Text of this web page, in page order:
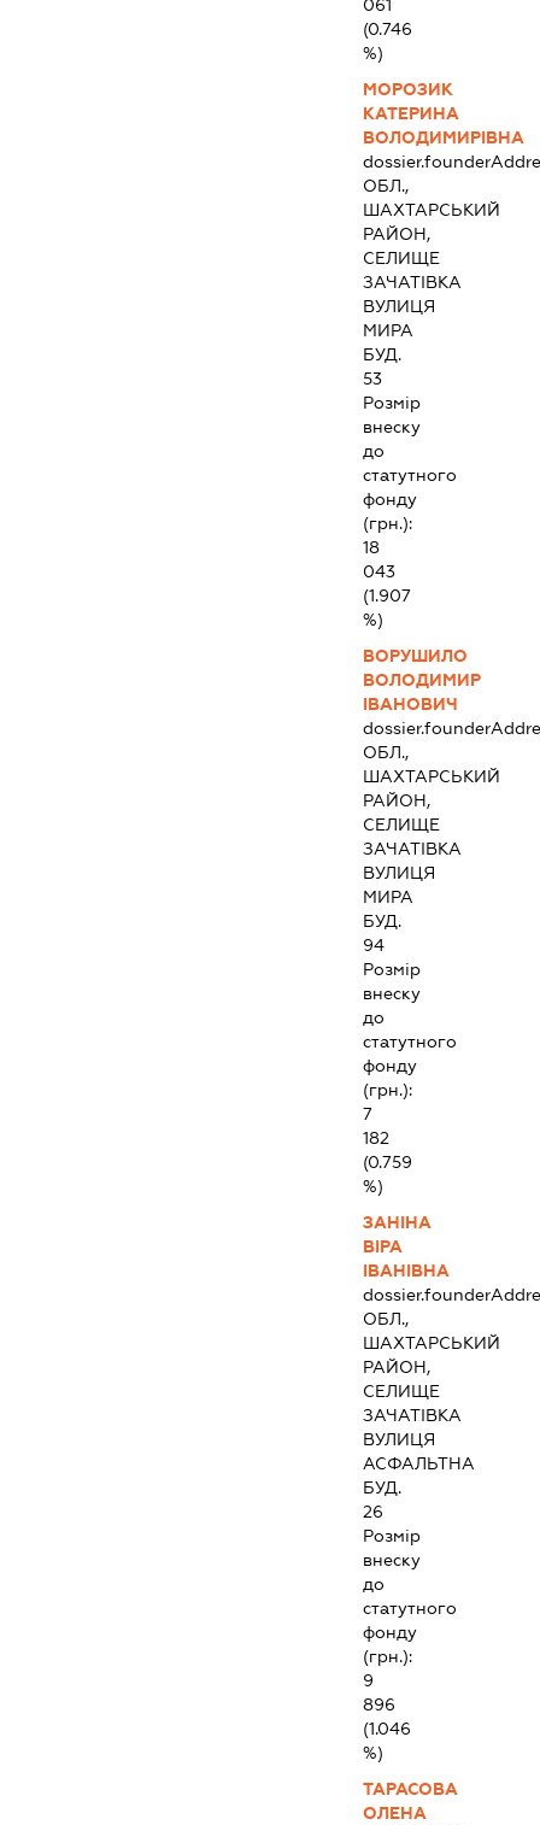
061
(0.746
%)
МОРОЗИК
КАТЕРИНА
ВОЛОДИМИРІВНА
ОБЛ.,
ШАХТАРСЬКИЙ
РАЙОН,
СЕЛИЩЕ
ЗАЧАТІВКА
ВУЛИЦЯ
МИРА
БУД.
53
Розмір
внеску
до
статутного
фонду
(грн.):
18
043
(1.907
%)
ВОРУШИЛО
ВОЛОДИМИР
ІВАНОВИЧ
ОБЛ.,
ШАХТАРСЬКИЙ
РАЙОН,
СЕЛИЩЕ
ЗАЧАТІВКА
ВУЛИЦЯ
МИРА
БУД.
94
Розмір
внеску
до
статутного
фонду
(грн.):
7
182
(0.759
%)
ЗАНІНА
ВІРА
ІВАНІВНА
ОБЛ.,
ШАХТАРСЬКИЙ
РАЙОН,
СЕЛИЩЕ
ЗАЧАТІВКА
ВУЛИЦЯ
АСФАЛЬТНА
БУД.
26
Розмір
внеску
до
статутного
фонду
(грн.):
9
896
(1.046
%)
ТАРАСОВА
ОЛЕНА